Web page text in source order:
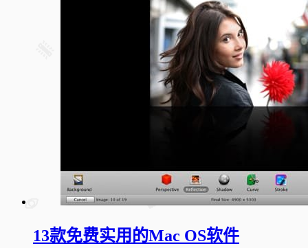
13款免费实用的Mac OS软件